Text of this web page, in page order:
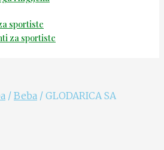
sportiste
za sportiste
/ Beba / GLODARICA SA